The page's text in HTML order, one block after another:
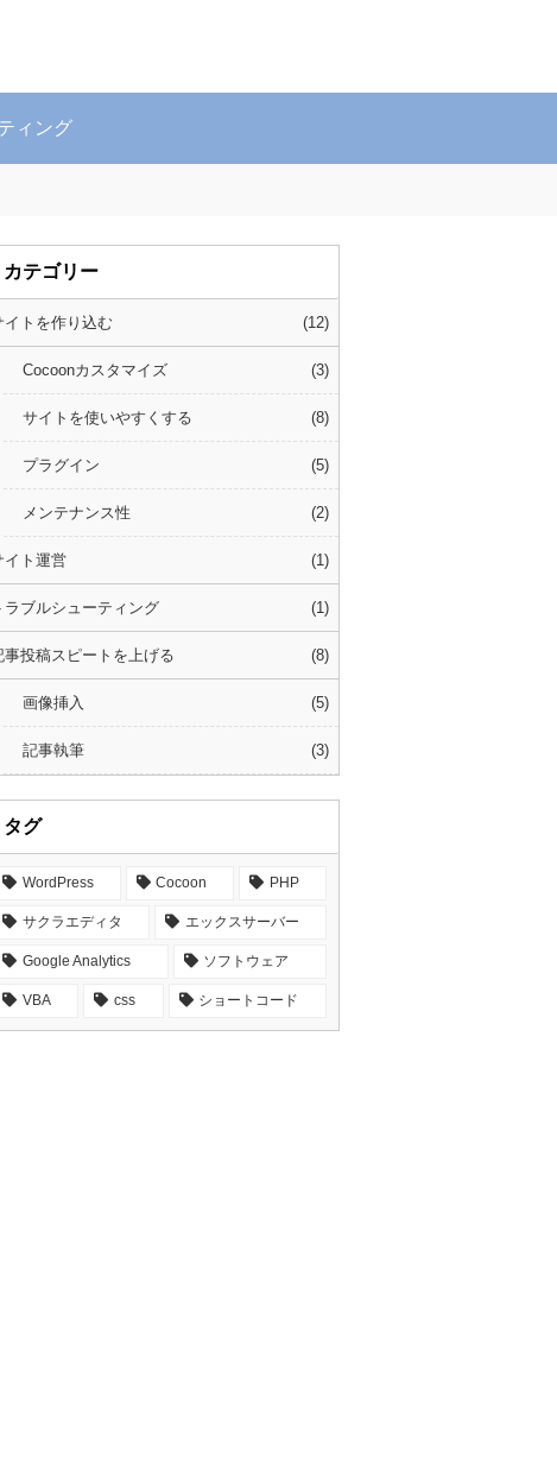
ィング
カテゴリー
イトを作り込む 12
Cocoonカスタマイズ 3
サイトを使いやすくする 8
プラグイン 5
メンテナンス性 2
イト運営 1
ラブルシューティング 1
事投稿スピートを上げる 8
画像挿入 5
記事執筆 3
タグ
WordPress Cocoon PHP
サクラエディタ エックスサーバー
Google Analytics ソフトウェア
VBA css ショートコード